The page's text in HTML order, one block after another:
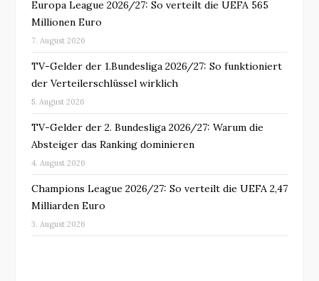
Europa League 2026/27: So verteilt die UEFA 565
Millionen Euro
7. August 2026
TV-Gelder der 1.Bundesliga 2026/27: So funktioniert
der Verteilerschlüssel wirklich
5. August 2026
TV-Gelder der 2. Bundesliga 2026/27: Warum die
Absteiger das Ranking dominieren
4. August 2026
Champions League 2026/27: So verteilt die UEFA 2,47
Milliarden Euro
3. August 2026